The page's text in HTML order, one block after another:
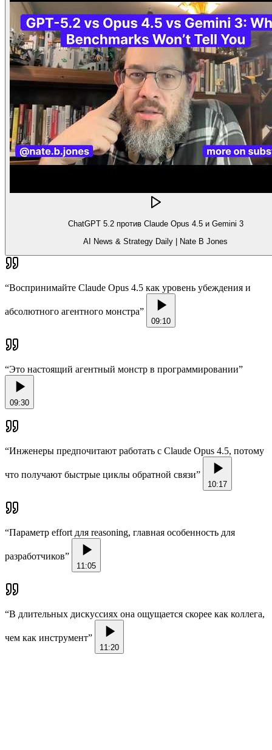
ChatGPT 5.2 против Claude Opus 4.5 и Gemini 3
AI News & Strategy Daily | Nate B Jones
“Воспринимайте Claude Opus 4.5 как уровень убеждения и
абсолютного агентного монстра”
09:10
“Это настоящий агентный монстр в программировании”
09:30
“Инженеры предпочитают работать с Claude Opus 4.5, потому
что получают быстрые циклы обратной связи”
10:17
“Параметр effort для reasoning, главная особенность для
разработчиков”
11:05
“В длительных дискуссиях она ощущается скорее как коллега,
чем как инструмент”
11:20